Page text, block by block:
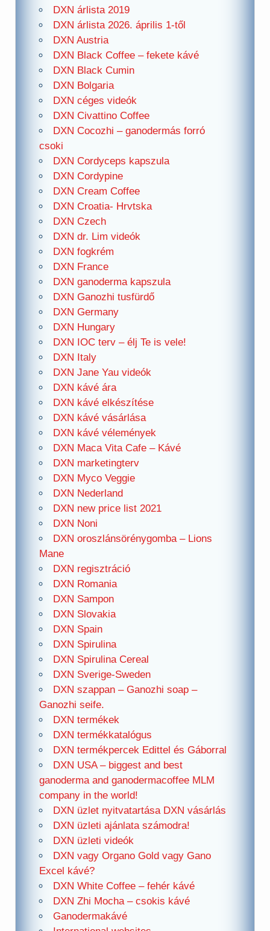
DXN árlista 2019
DXN árlista 2026. április 1-től
DXN Austria
DXN Black Coffee – fekete kávé
DXN Black Cumin
DXN Bolgaria
DXN céges videók
DXN Civattino Coffee
DXN Cocozhi – ganodermás forró
csoki
DXN Cordyceps kapszula
DXN Cordypine
DXN Cream Coffee
DXN Croatia- Hrvtska
DXN Czech
DXN dr. Lim videók
DXN fogkrém
DXN France
DXN ganoderma kapszula
DXN Ganozhi tusfürdő
DXN Germany
DXN Hungary
DXN IOC terv – élj Te is vele!
DXN Italy
DXN Jane Yau videók
DXN kávé ára
DXN kávé elkészítése
DXN kávé vásárlása
DXN kávé vélemények
DXN Maca Vita Cafe – Kávé
DXN marketingterv
DXN Myco Veggie
DXN Nederland
DXN new price list 2021
DXN Noni
DXN oroszlánsörénygomba – Lions
Mane
DXN regisztráció
DXN Romania
DXN Sampon
DXN Slovakia
DXN Spain
DXN Spirulina
DXN Spirulina Cereal
DXN Sverige-Sweden
DXN szappan – Ganozhi soap –
Ganozhi seife.
DXN termékek
DXN termékkatalógus
DXN termékpercek Edittel és Gáborral
DXN USA – biggest and best
ganoderma and ganodermacoffee MLM
company in the world!
DXN üzlet nyitvatartása DXN vásárlás
DXN üzleti ajánlata számodra!
DXN üzleti videók
DXN vagy Organo Gold vagy Gano
Excel kávé?
DXN White Coffee – fehér kávé
DXN Zhi Mocha – csokis kávé
Ganodermakávé